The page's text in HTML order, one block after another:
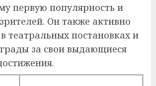
первую популярность и
Он также активно
театральных постановках и
за свои выдающиеся